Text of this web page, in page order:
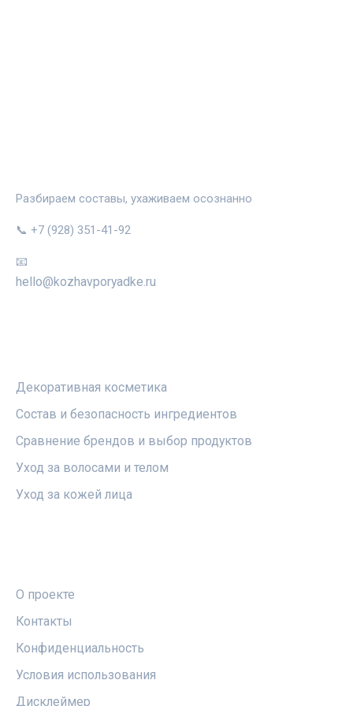
Разбираем составы, ухаживаем осознанно
📞 +7 (928) 351-41-92
📧
hello@kozhavporyadke.ru
Декоративная косметика
Состав и безопасность ингредиентов
Сравнение брендов и выбор продуктов
Уход за волосами и телом
Уход за кожей лица
О проекте
Контакты
Конфиденциальность
Условия использования
Дисклеймер